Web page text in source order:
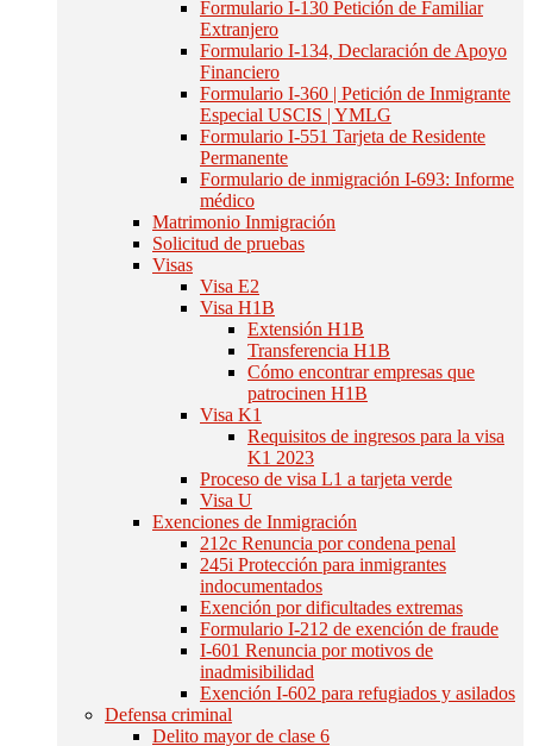
Formulario I-130 Petición de Familiar
Extranjero
Formulario I-134, Declaración de Apoyo
Financiero
Formulario I-360 | Petición de Inmigrante
Especial USCIS | YMLG
Formulario I-551 Tarjeta de Residente
Permanente
Formulario de inmigración I-693: Informe
médico
Matrimonio Inmigración
Solicitud de pruebas
Visas
Visa E2
Visa H1B
Extensión H1B
Transferencia H1B
Cómo encontrar empresas que
patrocinen H1B
Visa K1
Requisitos de ingresos para la visa
K1 2023
Proceso de visa L1 a tarjeta verde
Visa U
Exenciones de Inmigración
212c Renuncia por condena penal
245i Protección para inmigrantes
indocumentados
Exención por dificultades extremas
Formulario I-212 de exención de fraude
I-601 Renuncia por motivos de
inadmisibilidad
Exención I-602 para refugiados y asilados
Defensa criminal
Delito mayor de clase 6